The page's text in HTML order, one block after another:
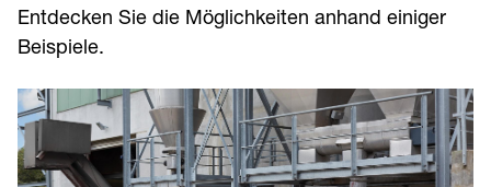
Entdecken Sie die Möglichkeiten anhand einiger
Beispiele.